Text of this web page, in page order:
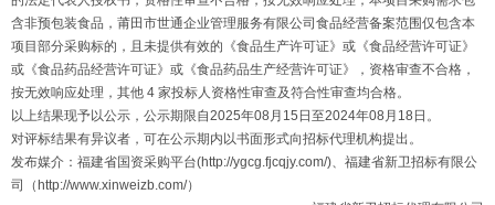
含非预包装食品，莆田市世通企业管理服务有限公司食品经营备案范围仅包含本
项目部分采购标的，且未提供有效的《食品生产许可证》或《食品经营许可证》
或《食品药品经营许可证》或《食品药品生产经营许可证》，资格审查不合格，
按无效响应处理，其他 4 家投标人资格性审查及符合性审查均合格。
以上结果现予以公示，公示期限自2025年08月15日至2024年08月18日。
对评标结果有异议者，可在公示期内以书面形式向招标代理机构提出。
发布媒介：福建省国资采购平台(http://ygcg.fjcqjy.com/)、福建省新卫招标有限公
司（http://www.xinweizb.com/）